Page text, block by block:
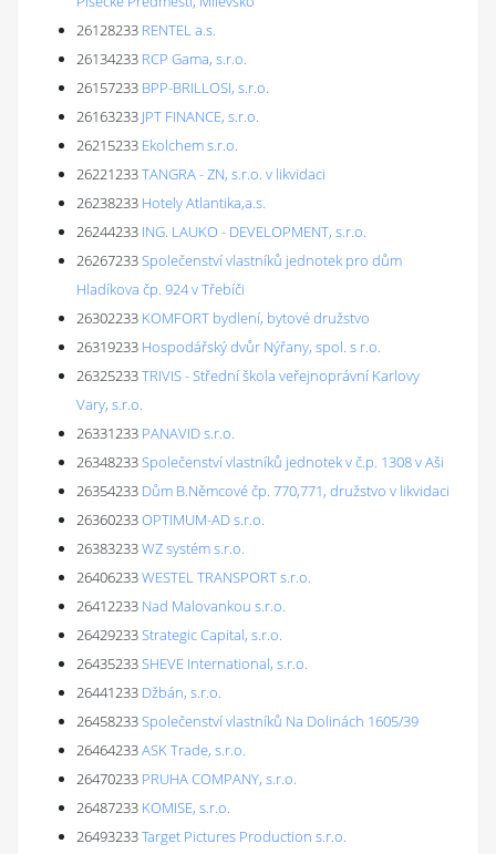
26128233 RENTEL a.s.
26134233 RCP Gama, s.r.o.
26157233 BPP-BRILLOSI, s.r.o.
26163233 JPT FINANCE, s.r.o.
26215233 Ekolchem s.r.o.
26221233TANGRA - ZN, s.r.o. v likvidaci
26238233 Hotely Atlantika,a.s.
26244233 ING. LAUKO - DEVELOPMENT, s.r.o.
26267233Společenství vlastníků jednotek pro dům
Hladíkova čp. 924 v Třebíči
26302233 KOMFORT bydlení, bytové družstvo
26319233 Hospodářský dvůr Nýřany, spol. s r.o.
26325233TRIVIS - Střední škola veřejnoprávní Karlovy
Vary, s.r.o.
26331233 PANAVID s.r.o.
26348233Společenství vlastníků jednotek v č.p. 1308 v Aši
26354233 Dům B.Němcové čp. 770,771, družstvo v likvidaci
26360233OPTIMUM-AD s.r.o.
26383233WZ systém s.r.o.
26406233WESTEL TRANSPORT s.r.o.
26412233 Nad Malovankou s.r.o.
26429233Strategic Capital, s.r.o.
26435233SHEVE International, s.r.o.
26441233 Džbán, s.r.o.
26458233Společenství vlastníků Na Dolinách 1605/39
26464233ASK Trade, s.r.o.
26470233 PRUHA COMPANY, s.r.o.
26487233 KOMISE, s.r.o.
26493233Target Pictures Production s.r.o.